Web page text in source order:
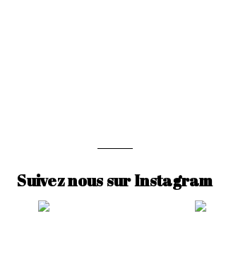
Suivez nous sur Instagram